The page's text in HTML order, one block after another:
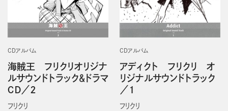
CDアルバム
海賊王 フリクリオリジナ
ルサウンドトラック＆ドラマ
ＣＤ／２
フリクリ
CDアルバム
アディクト フリクリ オ
リジナルサウンドトラック
／１
フリクリ